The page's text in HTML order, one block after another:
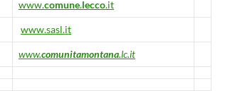
www.comune.lecco.it
www.sasl.it
www.comunitamontana.lc.it